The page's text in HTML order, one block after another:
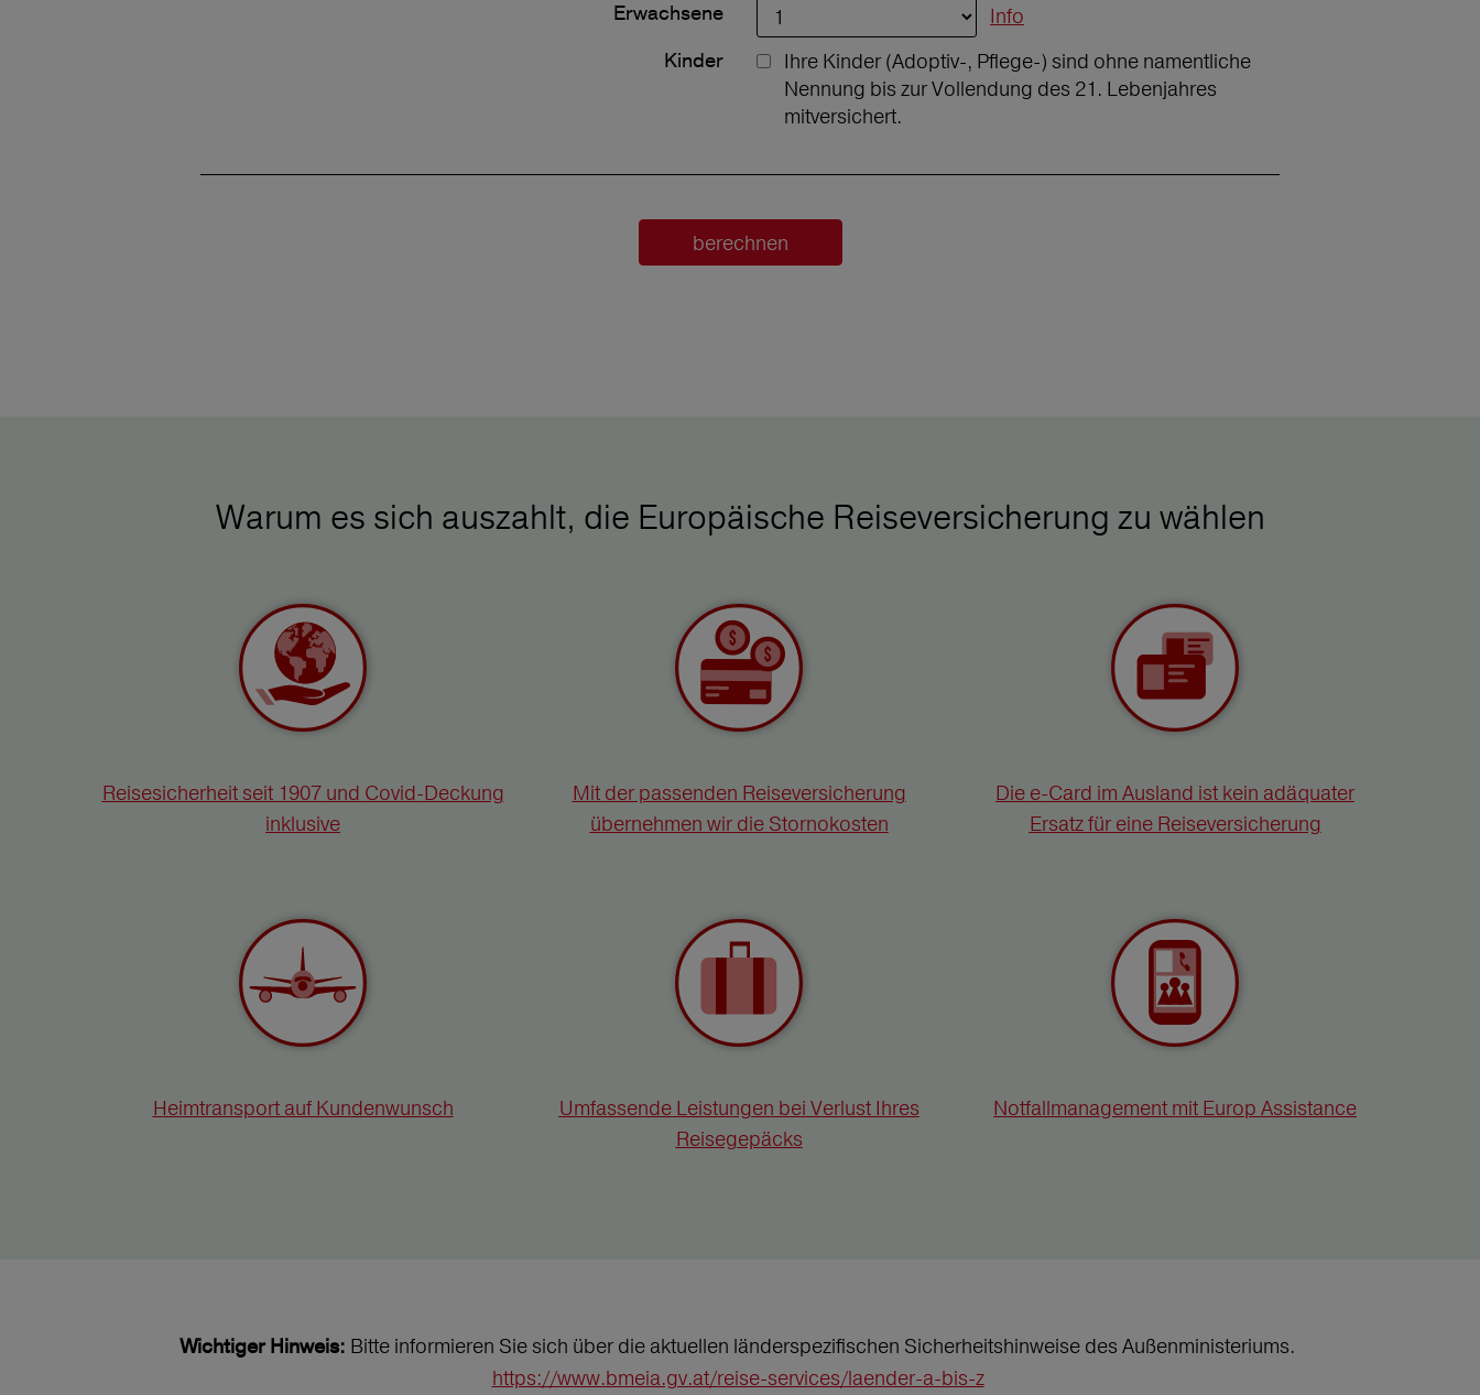
Erwachsene
Info
Kinder
Ihre Kinder (Adoptiv-, Pflege-) sind ohne namentliche
Nennung bis zur Vollendung des 21. Lebenjahres
mitversichert.
berechnen
Warum es sich auszahlt, die Europäische Reiseversicherung zu wählen
Reisesicherheit seit 1907 und Covid-Deckung
inklusive
Mit der passenden Reiseversicherung
übernehmen wir die Stornokosten
Die e-Card im Ausland ist kein adäquater
Ersatz für eine Reiseversicherung
Heimtransport auf Kundenwunsch
Umfassende Leistungen bei Verlust Ihres
Reisegepäcks
Notfallmanagement mit Europ Assistance
Wichtiger Hinweis: Bitte informieren Sie sich über die aktuellen länderspezifischen Sicherheitshinweise des Außenministeriums.
https://www.bmeia.gv.at/reise-services/laender-a-bis-z